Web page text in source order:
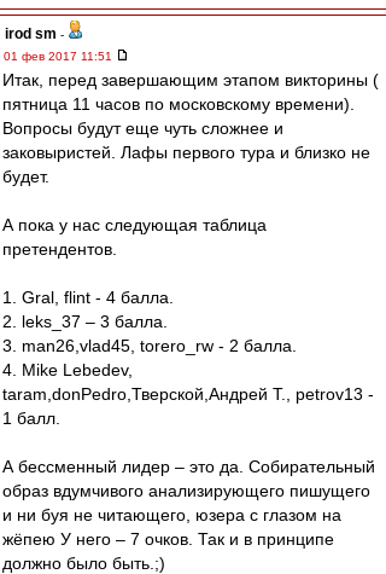
irod sm -
01 фев 2017 11:51
Итак, перед завершающим этапом викторины (
пятница 11 часов по московскому времени).
Вопросы будут еще чуть сложнее и
заковыристей. Лафы первого тура и близко не
будет.
А пока у нас следующая таблица
претендентов.
1. Gral, flint - 4 балла.
2. leks_37 – 3 балла.
3. man26,vlad45, torero_rw - 2 балла.
4. Mike Lebedev,
taram,donPedro,Тверской,Андрей Т., petrov13 -
1 балл.
А бессменный лидер – это да. Собирательный
образ вдумчивого анализирующего пишущего
и ни буя не читающего, юзера с глазом на
жёпею У него – 7 очков. Так и в принципе
должно было быть.;)